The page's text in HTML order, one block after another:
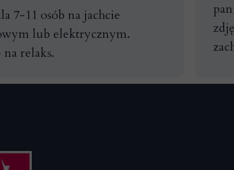
7-11 osób na jachcie
lub elektrycznym.
na relaks.